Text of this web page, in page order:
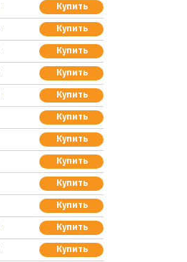
Купить
Купить
Купить
Купить
Купить
Купить
Купить
Купить
Купить
Купить
Купить
Купить